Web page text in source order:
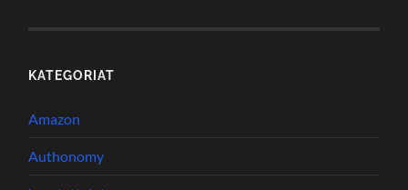
KATEGORIAT
Amazon
Authonomy